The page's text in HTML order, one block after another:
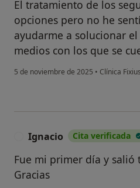
El tratamiento de los
opciones pero no he
ayudarme a solucionar
medios con los que se
5 de noviembre de 2025 • Clínica Fixius
Ignacio Cita verificada
Fue mi primer día y salió
Gracias